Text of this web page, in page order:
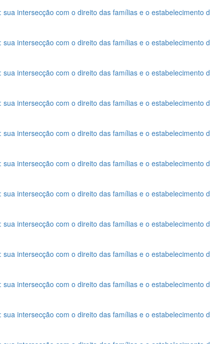
intersecção com o direito das famílias e o estabelecimento
intersecção com o direito das famílias e o estabelecimento
intersecção com o direito das famílias e o estabelecimento
intersecção com o direito das famílias e o estabelecimento
intersecção com o direito das famílias e o estabelecimento
intersecção com o direito das famílias e o estabelecimento
intersecção com o direito das famílias e o estabelecimento
intersecção com o direito das famílias e o estabelecimento
intersecção com o direito das famílias e o estabelecimento
intersecção com o direito das famílias e o estabelecimento
intersecção com o direito das famílias e o estabelecimento